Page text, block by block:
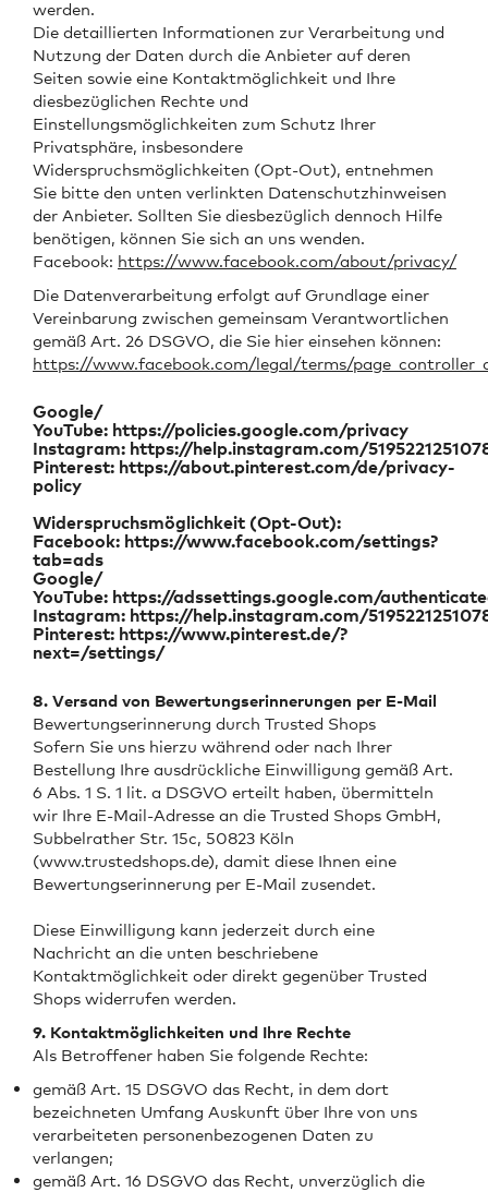
werden.
Die detaillierten Informationen zur Verarbeitung und
Nutzung der Daten durch die Anbieter auf deren
Seiten sowie eine Kontaktmöglichkeit und Ihre
diesbezüglichen Rechte und
Einstellungsmöglichkeiten zum Schutz Ihrer
Privatsphäre, insbesondere
Widerspruchsmöglichkeiten (Opt-Out), entnehmen
Sie bitte den unten verlinkten Datenschutzhinweisen
der Anbieter. Sollten Sie diesbezüglich dennoch Hilfe
benötigen, können Sie sich an uns wenden.
Facebook: https://www.facebook.com/about/privacy/
Die Datenverarbeitung erfolgt auf Grundlage einer
Vereinbarung zwischen gemeinsam Verantwortlichen
gemäß Art. 26 DSGVO, die Sie hier einsehen können:
https://www.facebook.com/legal/terms/
Google/
YouTube: https://policies.google.com/privacy
Instagram: https://help.instagram.com/
Pinterest: https://about.pinterest.com/de/privacy-
policy
Widerspruchsmöglichkeit (Opt-Out):
Facebook: https://www.facebook.com/settings?
tab=ads
Google/
YouTube: https://adssettings.google.com/
Instagram: https://help.instagram.com/
Pinterest: https://www.pinterest.de/?
next=/settings/
8. Versand von Bewertungserinnerungen per E-Mail
Bewertungserinnerung durch Trusted Shops
Sofern Sie uns hierzu während oder nach Ihrer
Bestellung Ihre ausdrückliche Einwilligung gemäß Art.
6 Abs. 1 S. 1 lit. a DSGVO erteilt haben, übermitteln
wir Ihre E-Mail-Adresse an die Trusted Shops GmbH,
Subbelrather Str. 15c, 50823 Köln
(www.trustedshops.de), damit diese Ihnen eine
Bewertungserinnerung per E-Mail zusendet.
Diese Einwilligung kann jederzeit durch eine
Nachricht an die unten beschriebene
Kontaktmöglichkeit oder direkt gegenüber Trusted
Shops widerrufen werden.
9. Kontaktmöglichkeiten und Ihre Rechte
Als Betroffener haben Sie folgende Rechte:
gemäß Art. 15 DSGVO das Recht, in dem dort
bezeichneten Umfang Auskunft über Ihre von uns
verarbeiteten personenbezogenen Daten zu
verlangen;
gemäß Art. 16 DSGVO das Recht, unverzüglich die